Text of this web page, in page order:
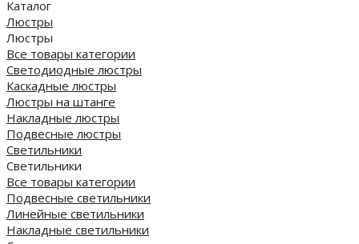
Каталог
Люстры
Люстры
Все товары категории
Светодиодные люстры
Каскадные люстры
Люстры на штанге
Накладные люстры
Подвесные люстры
Светильники
Светильники
Все товары категории
Подвесные светильники
Линейные светильники
Накладные светильники